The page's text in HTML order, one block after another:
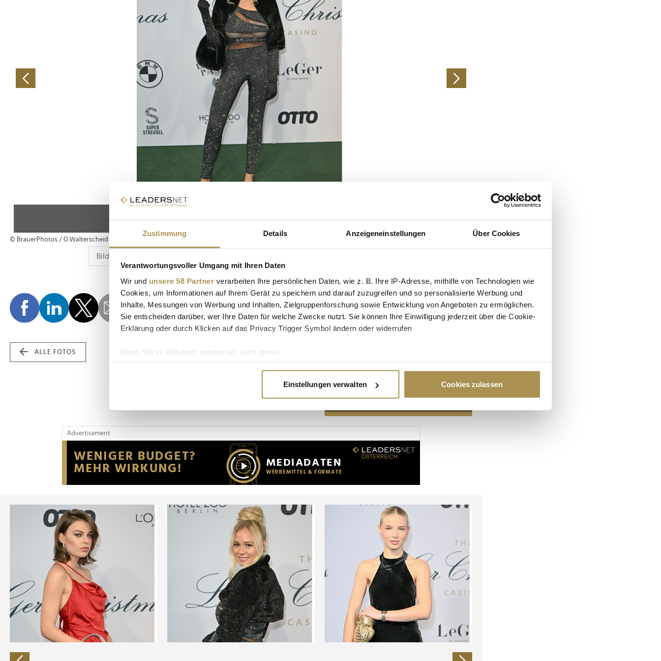
Zustimmung Details Anzeigeneinstellungen Über Cookies
Verantwortungsvoller Umgang mit Ihren Daten
Wir und unsere 58 Partner verarbeiten Ihre persönlichen Daten, wie z. B. Ihre IP-Adresse, mithilfe von Technologien wie
Cookies, um Informationen auf Ihrem Gerät zu speichern und darauf zuzugreifen und so personalisierte Werbung und
Inhalte, Messungen von Werbung und Inhalten, Zielgruppenforschung sowie Entwicklung von Angeboten zu ermöglichen.
Sie entscheiden darüber, wer Ihre Daten für welche Zwecke nutzt. Sie können Ihre Einwilligung jederzeit über die Cookie-
Erklärung oder durch Klicken auf das Privacy Trigger Symbol ändern oder widerrufen
Wenn Sie es erlauben, würden wir auch gerne:
Erfahren Sie mehr darüber, wie Ihre persönlichen Daten verarbeitet werden, und legen Sie Ihre Präferenzen im
Wir verwenden Cookies, um Inhalte und Anzeigen zu personalisieren, Funktionen für soziale Medien anbieten zu können
Website an unsere Partner für soziale Medien, Werbung und Analysen weiter. Unsere Partner führen diese Informationen
möglicherweise mit weiteren Daten zusammen, die Sie ihnen bereitgestellt haben oder die sie im Rahmen Ihrer Nutzung
der Dienste gesammelt haben.
Einstellungen verwalten Cookies zulassen
© BrauerPhotos / O.Walterscheid
ALLE FOTOS
Advertisement
Advertisement